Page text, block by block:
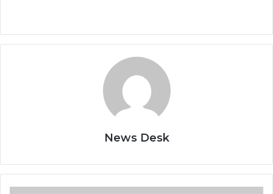
News Desk